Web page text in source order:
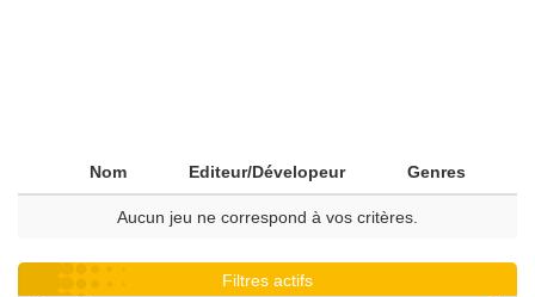
Nom Editeur/Dévelopeur Genres
Aucun jeu ne correspond à vos critères.
Filtres actifs